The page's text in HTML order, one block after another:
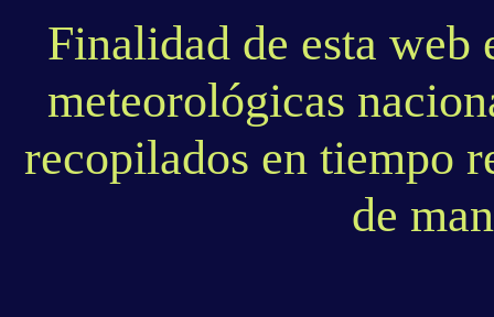
Finalidad de esta
meteorológicas
recopilados en tiempo
de